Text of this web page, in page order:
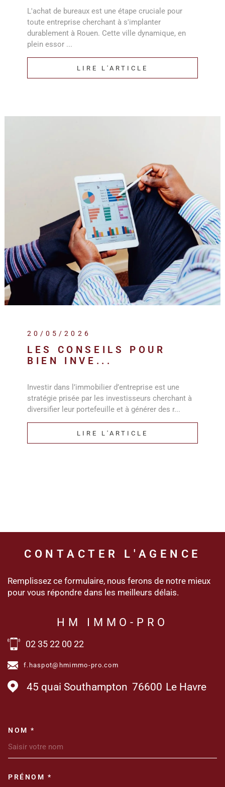
L'achat de bureaux est une étape cruciale pour
toute entreprise cherchant à s'implanter
durablement à Rouen. Cette ville dynamique, en
plein essor ...
LIRE L'ARTICLE
20/05/2026
LES CONSEILS POUR
BIEN INVE...
Investir dans l’immobilier d’entreprise est une
stratégie prisée par les investisseurs cherchant à
diversifier leur portefeuille et à générer des r...
LIRE L'ARTICLE
CONTACTER L'AGENCE
Remplissez ce formulaire, nous ferons de notre mieux
pour vous répondre dans les meilleurs délais.
HM IMMO-PRO
02 35 22 00 22
f.haspot@hmimmo-pro.com
45 quai Southampton 76600 Le Havre
NOM *
PRÉNOM *